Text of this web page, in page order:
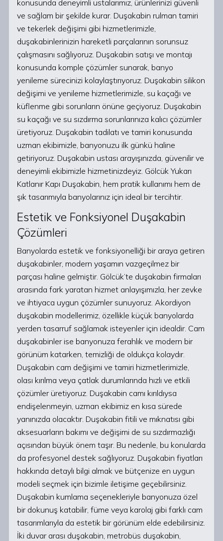
konusunda deneyimli ustalarımız, ürünlerinizi güvenli
ve sağlam bir şekilde kurar. Duşakabin rulman tamiri
ve tekerlek değişimi gibi hizmetlerimizle,
duşakabinlerinizin hareketli parçalarının sorunsuz
çalışmasını sağlıyoruz. Duşakabin satışı ve montajı
konusunda komple çözümler sunarak, banyo
yenileme sürecinizi kolaylaştırıyoruz. Duşakabin silikon
değişimi ve yenileme hizmetlerimizle, su kaçağı ve
küflenme gibi sorunların önüne geçiyoruz. Duşakabin
su kaçağı ve su sızdırma sorunlarınıza kalıcı çözümler
üretiyoruz. Duşakabin tadilatı ve tamiri konusunda
uzman ekibimizle, banyonuzu ilk günkü haline
getiriyoruz. Duşakabin ustası arayışınızda, güvenilir ve
deneyimli ekibimizle hizmetinizdeyiz. Gölcük Yukarı
Katlanır Kapı Duşakabin, hem pratik kullanımı hem de
şık tasarımıyla banyolarınız için ideal bir tercihtir.
Estetik ve Fonksiyonel Duşakabin
Çözümleri
Banyolarda estetik ve fonksiyonelliği bir araya getiren
duşakabinler, modern yaşamın vazgeçilmez bir
parçası haline gelmiştir. Gölcük’te duşakabin firmaları
arasında fark yaratan hizmet anlayışımızla, her zevke
ve ihtiyaca uygun çözümler sunuyoruz. Akordiyon
duşakabin modellerimiz, özellikle küçük banyolarda
yerden tasarruf sağlamak isteyenler için idealdir. Cam
duşakabinler ise banyonuza ferahlık ve modern bir
görünüm katarken, temizliği de oldukça kolaydır.
Duşakabin cam değişimi ve tamiri hizmetlerimizle,
olası kırılma veya çatlak durumlarında hızlı ve etkili
çözümler üretiyoruz. Duşakabin camı kırıldıysa
endişelenmeyin, uzman ekibimiz en kısa sürede
yanınızda olacaktır. Duşakabin fitili ve mıknatısı gibi
aksesuarların bakımı ve değişimi de su sızdırmazlığı
açısından büyük önem taşır. Bu nedenle, bu konularda
da profesyonel destek sağlıyoruz. Duşakabin fiyatları
hakkında detaylı bilgi almak ve bütçenize en uygun
modeli seçmek için bizimle iletişime geçebilirsiniz.
Duşakabin kumlama seçenekleriyle banyonuza özel
bir dokunuş katabilir, füme veya karolaj gibi farklı cam
tasarımlarıyla da estetik bir görünüm elde edebilirsiniz.
İki duvar arası duşakabin, metrobüs duşakabin,